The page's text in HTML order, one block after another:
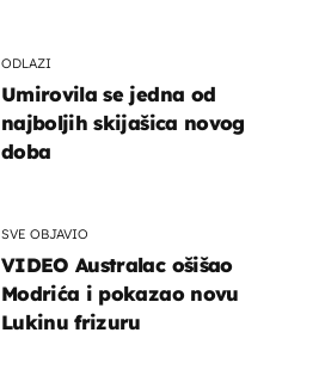
ODLAZI
Umirovila se jedna od
najboljih skijašica novog
doba
SVE OBJAVIO
VIDEO Australac ošišao
Modrića i pokazao novu
Lukinu frizuru